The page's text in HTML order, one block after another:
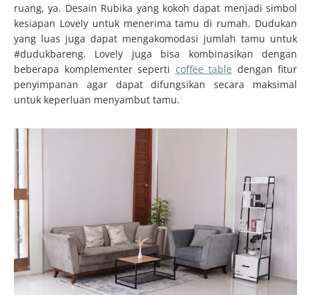
ruang, ya. Desain Rubika yang kokoh dapat menjadi simbol
kesiapan Lovely untuk menerima tamu di rumah. Dudukan
yang luas juga dapat mengakomodasi jumlah tamu untuk
#dudukbareng. Lovely juga bisa kombinasikan dengan
beberapa komplementer seperti coffee table dengan fitur
penyimpanan agar dapat difungsikan secara maksimal
untuk keperluan menyambut tamu.